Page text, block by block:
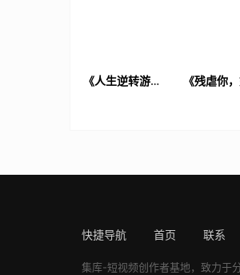
《人生逆转游戏
《残虐你
快捷导航 首页 联系
集库-短视频创作者基地，致力于